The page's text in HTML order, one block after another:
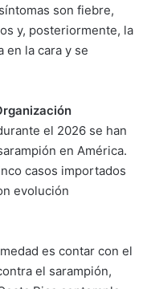
son fiebre,
y, posteriormente, la
en la cara y se
el 2026 se han
en América.
casos importados
evolución
es contar con el
el sarampión,